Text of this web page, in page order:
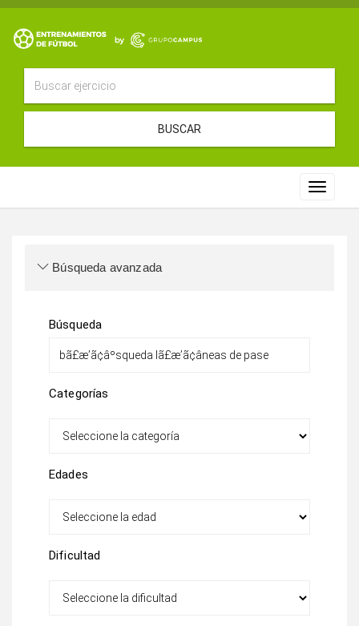
BUSCAR
Toggle
Búsqueda avanzada
Búsqueda
Categorías
Edades
Dificultad